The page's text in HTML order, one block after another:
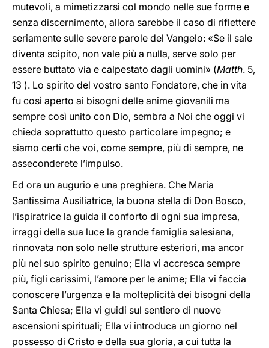
mutevoli, a mimetizzarsi col mondo nelle sue forme e
senza discernimento, allora sarebbe il caso di riflettere
seriamente sulle severe parole del Vangelo: «Se il sale
diventa scipito, non vale più a nulla, serve solo per
essere buttato via e calpestato dagli uomini» (Matth. 5,
13 ). Lo spirito del vostro santo Fondatore, che in vita
fu così aperto ai bisogni delle anime giovanili ma
sempre così unito con Dio, sembra a Noi che oggi vi
chieda soprattutto questo particolare impegno; e
siamo certi che voi, come sempre, più di sempre, ne
asseconderete l’impulso.
Ed ora un augurio e una preghiera. Che Maria
Santissima Ausiliatrice, la buona stella di Don Bosco,
l’ispiratrice la guida il conforto di ogni sua impresa,
irraggi della sua luce la grande famiglia salesiana,
rinnovata non solo nelle strutture esteriori, ma ancor
più nel suo spirito genuino; Ella vi accresca sempre
più, figli carissimi, l’amore per le anime; Ella vi faccia
conoscere l’urgenza e la molteplicità dei bisogni della
Santa Chiesa; Ella vi guidi sul sentiero di nuove
ascensioni spirituali; Ella vi introduca un giorno nel
possesso di Cristo e della sua gloria, a cui tutta la